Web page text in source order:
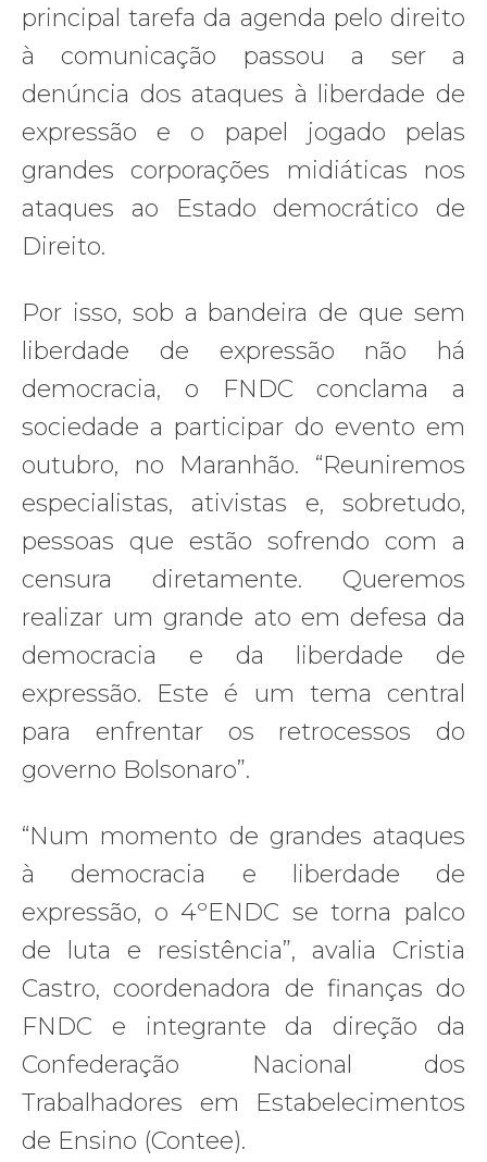
principal tarefa da agenda pelo direito
à comunicação passou a ser a
denúncia dos ataques à liberdade de
expressão e o papel jogado pelas
grandes corporações midiáticas nos
ataques ao Estado democrático de
Direito.
Por isso, sob a bandeira de que sem
liberdade de expressão não há
democracia, o FNDC conclama a
sociedade a participar do evento em
outubro, no Maranhão. “Reuniremos
especialistas, ativistas e, sobretudo,
pessoas que estão sofrendo com a
censura diretamente. Queremos
realizar um grande ato em defesa da
democracia e da liberdade de
expressão. Este é um tema central
para enfrentar os retrocessos do
governo Bolsonaro”.
“Num momento de grandes ataques
à democracia e liberdade de
expressão, o 4ºENDC se torna palco
de luta e resistência”, avalia Cristia
Castro, coordenadora de finanças do
FNDC e integrante da direção da
Confederação Nacional dos
Trabalhadores em Estabelecimentos
de Ensino (Contee).